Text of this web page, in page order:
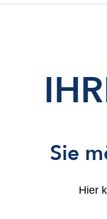
Sie
Hier